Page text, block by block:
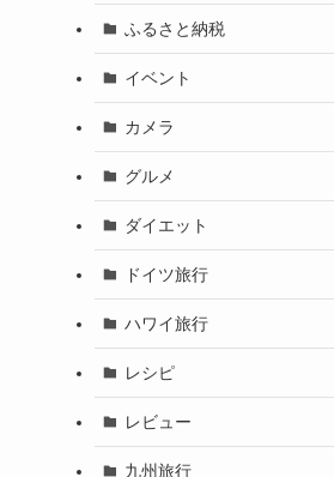
ふるさと納税
イベント
カメラ
グルメ
ダイエット
ドイツ旅行
ハワイ旅行
レシピ
レビュー
九州旅行